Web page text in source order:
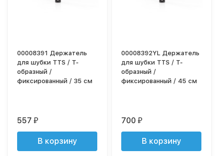
00008391 Держатель
для шубки TTS / Т-
образный /
фиксированный / 35 см
557₽
В корзину
00008392YL Держатель
для шубки TTS / Т-
образный /
фиксированный / 45 см
700₽
В корзину